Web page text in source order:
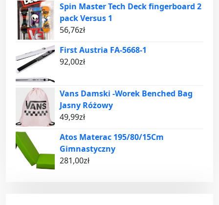
Spin Master Tech Deck fingerboard 2
pack Versus 1
56,76zł
First Austria FA-5668-1
92,00zł
Vans Damski -Worek Benched Bag
Jasny Różowy
49,99zł
Atos Materac 195/80/15Cm
Gimnastyczny
281,00zł